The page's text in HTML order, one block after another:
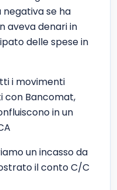
negativa se ha
aveva denari in
delle spese in
i movimenti
con Bancomat,
in un
un incasso da
il conto C/C